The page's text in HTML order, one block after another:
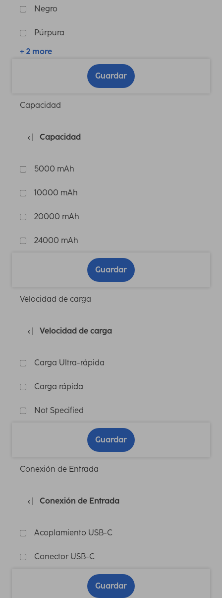
Negro
Púrpura
+ 2 more
Guardar
Capacidad
Capacidad
5000 mAh
10000 mAh
20000 mAh
24000 mAh
Guardar
Velocidad de carga
Velocidad de carga
Carga Ultra-rápida
Carga rápida
Not Specified
Guardar
Conexión de Entrada
Conexión de Entrada
Acoplamiento USB-C
Conector USB-C
Guardar